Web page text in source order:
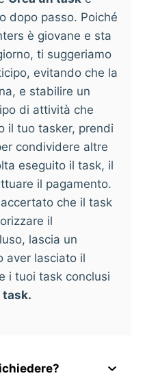
dopo passo. Poiché
è giovane e sta
ti suggeriamo
evitando che la
e stabilire un
di attività che
il tuo tasker, prendi
condividere altre
eseguito il task, il
il pagamento.
che il task
il
lascia un
aver lasciato il
i tuoi task conclusi
task.